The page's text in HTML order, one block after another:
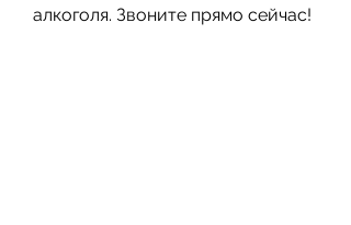
алкоголя. Звоните прямо сейчас!